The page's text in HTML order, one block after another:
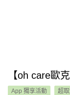
【oh care歐
App 獨享活動 超